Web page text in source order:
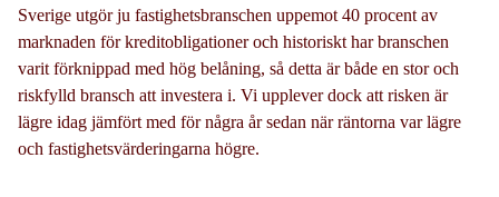
Sverige utgör ju fastighetsbranschen uppemot 40 procent av
marknaden för kreditobligationer och historiskt har branschen
varit förknippad med hög belåning, så detta är både en stor och
riskfylld bransch att investera i. Vi upplever dock att risken är
lägre idag jämfört med för några år sedan när räntorna var lägre
och fastighetsvärderingarna högre.